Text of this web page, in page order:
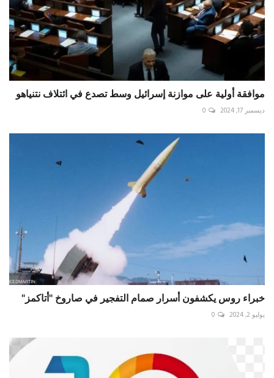
موافقة أولية على موازنة إسرائيل وسط تصدع في ائتلاف نتنياهو
ديسمبر 17, 2024 0
خبراء روس يكشفون أسرار صمام التفجير في صاروخ "أتاكمز"
يوليو 2, 2024 0